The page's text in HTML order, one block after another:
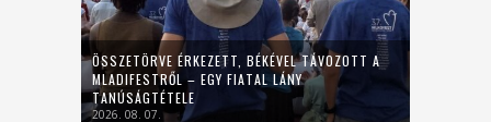
ÖSSZETÖRVE ÉRKEZETT, BÉKÉVEL TÁVOZOTT A
MLADIFESTRŐL – EGY FIATAL LÁNY
TANÚSÁGTÉTELE
2026. 08. 07.